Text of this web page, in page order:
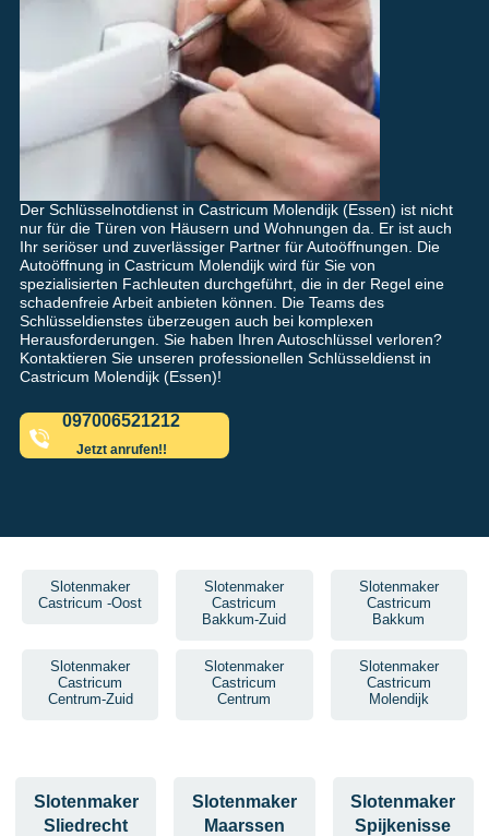
Der Schlüsselnotdienst in Castricum Molendijk (Essen) ist nicht
nur für die Türen von Häusern und Wohnungen da. Er ist auch
Ihr seriöser und zuverlässiger Partner für Autoöffnungen. Die
Autoöffnung in Castricum Molendijk wird für Sie von
spezialisierten Fachleuten durchgeführt, die in der Regel eine
schadenfreie Arbeit anbieten können. Die Teams des
Schlüsseldienstes überzeugen auch bei komplexen
Herausforderungen. Sie haben Ihren Autoschlüssel verloren?
Kontaktieren Sie unseren professionellen Schlüsseldienst in
Castricum Molendijk (Essen)!
097006521212
Jetzt anrufen!!
Slotenmaker
Castricum -Oost
Slotenmaker
Castricum
Bakkum-Zuid
Slotenmaker
Castricum
Bakkum
Slotenmaker
Castricum
Centrum-Zuid
Slotenmaker
Castricum
Centrum
Slotenmaker
Castricum
Molendijk
Slotenmaker
Sliedrecht
Slotenmaker
Maarssen
Slotenmaker
Spijkenisse